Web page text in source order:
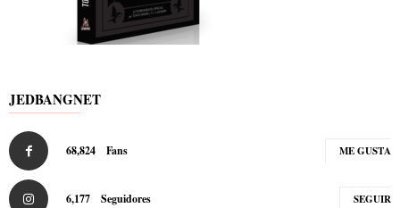
JEDBANGNET
68,824 Fans ME GUSTA
6,177 Seguidores SEGUIR